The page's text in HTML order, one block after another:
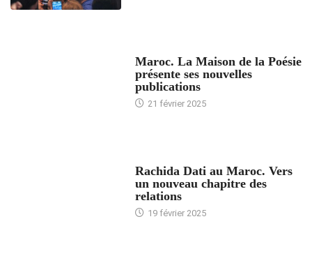
Maroc. La Maison de la Poésie
présente ses nouvelles
publications
21 février 2025
Rachida Dati au Maroc. Vers
un nouveau chapitre des
relations
19 février 2025